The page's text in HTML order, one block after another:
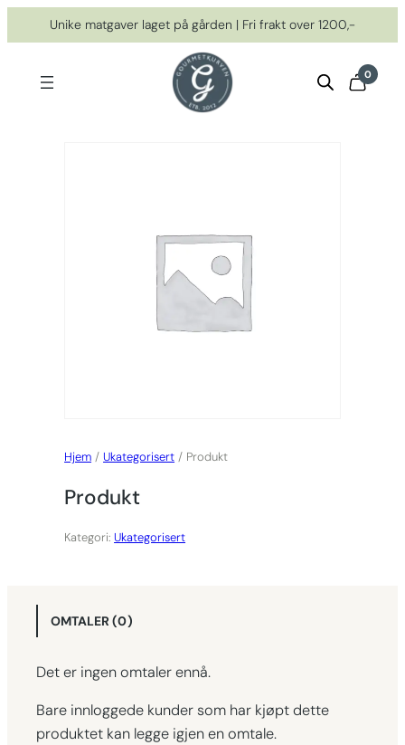
til
Unike matgaver laget på gården | Fri frakt over 1200,-
0
Hjem /Ukategorisert / Produkt
Produkt
Kategori:Ukategorisert
OMTALER (0)
Det er ingen omtaler ennå.
Bare innloggede kunder som har kjøpt dette
produktet kan legge igjen en omtale.